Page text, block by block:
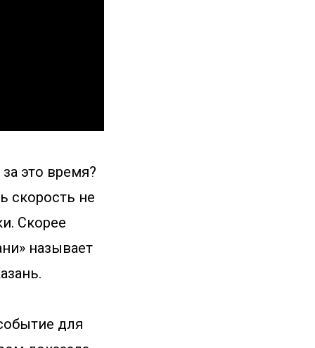
это время?
скорость не
Скорее
называет
для